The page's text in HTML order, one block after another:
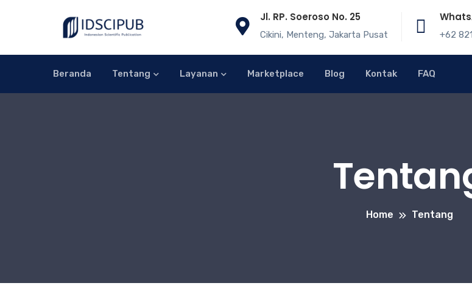
Jl. RP. Soeroso No. 25
Cikini, Menteng, Jakarta Pusat +62
Beranda Tentang Layanan Marketplace Blog Kontak FAQ
Home Tentang